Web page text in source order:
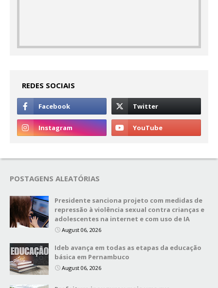
REDES SOCIAIS
POSTAGENS ALEATÓRIAS
Presidente sanciona projeto com medidas de
repressão à violência sexual contra crianças e
adolescentes na internet e com uso de IA
August 06, 2026
Ideb avança em todas as etapas da educação
básica em Pernambuco
August 06, 2026